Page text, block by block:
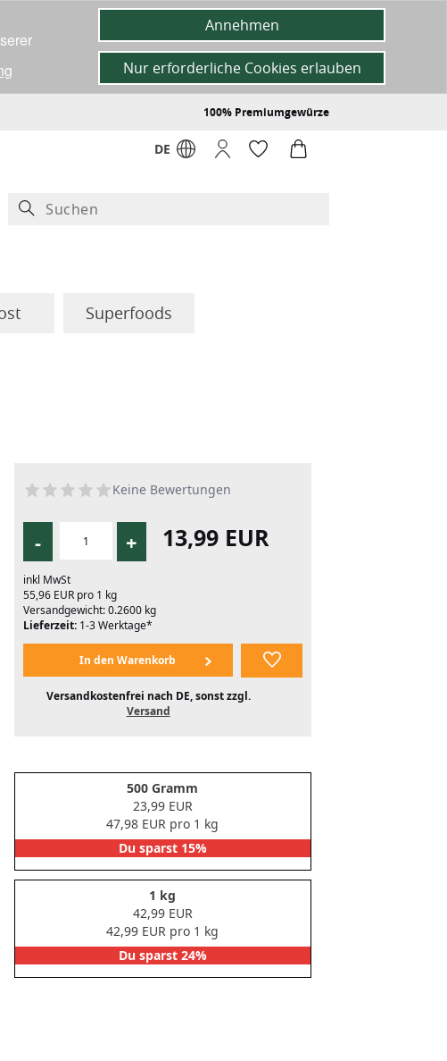
100% Premiumgewürze
DE
Superfoods
Keine Bewertungen
- + 13,99 EUR
inkl MwSt
55,96 EUR pro 1 kg
Versandgewicht: 0.2600 kg
Lieferzeit:1-3 Werktage*
Versandkostenfrei nach DE, sonst zzgl.
Versand
500 Gramm
23,99 EUR
47,98 EUR pro 1 kg
Du sparst 15%
1 kg
42,99 EUR
42,99 EUR pro 1 kg
Du sparst 24%
Annehmen
Nur erforderliche Cookies erlauben